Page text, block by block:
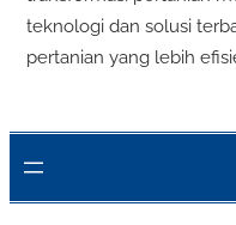
teknologi dan solusi
pertanian yang lebih